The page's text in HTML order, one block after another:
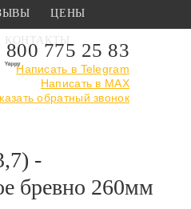
ЦЕНЫ
КОНТАКТЫ
800 775 25 83
Написать в Telegram
Написать в MAX
обратный звонок
домов ›
Дом RD-2
-
бревно 260мм